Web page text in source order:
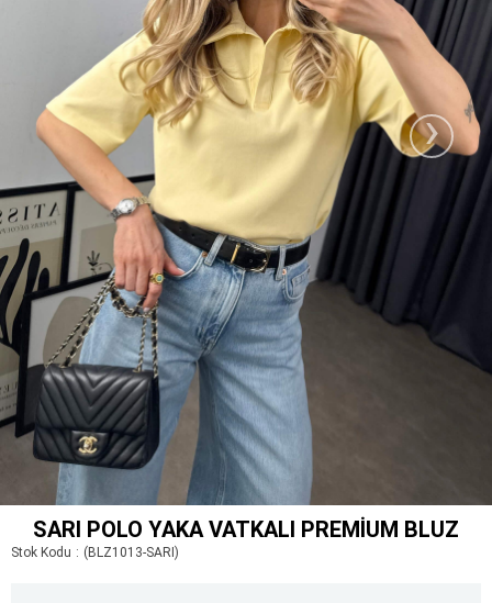
›
SARI POLO YAKA VATKALI PREMIUM BLUZ
Stok Kodu (BLZ1013-SARI)